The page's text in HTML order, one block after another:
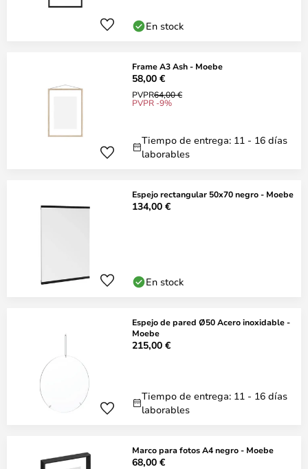
En stock
Frame A3 Ash - Moebe
58,00 €
PVPR64,00 €
PVPR -9%
Tiempo de entrega: 11 - 16 días
laborables
Espejo rectangular 50x70 negro - Moebe
134,00 €
En stock
Espejo de pared Ø50 Acero inoxidable -
Moebe
215,00 €
Tiempo de entrega: 11 - 16 días
laborables
Marco para fotos A4 negro - Moebe
68,00 €